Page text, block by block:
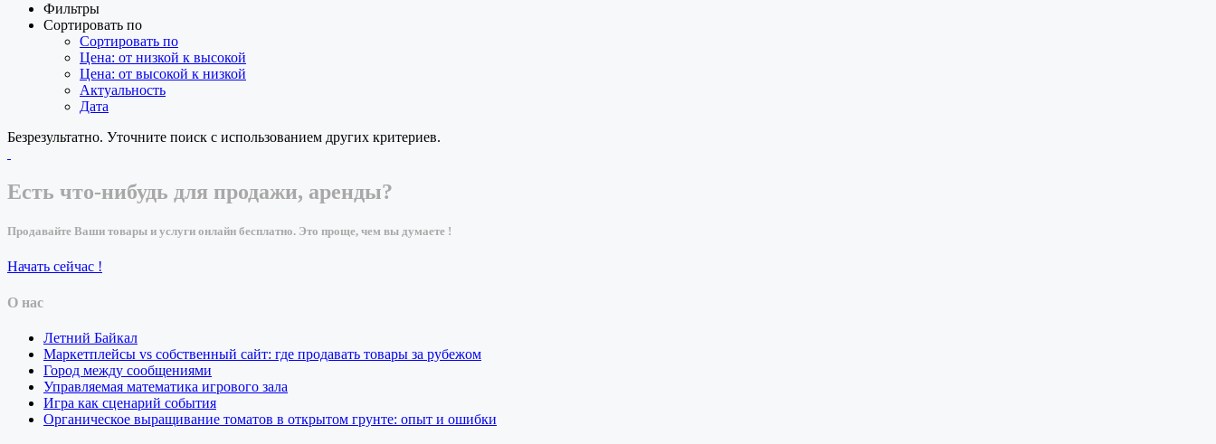
Фильтры
Сортировать по
Сортировать по
Цена: от низкой к высокой
Цена: от высокой к низкой
Актуальность
Дата
Безрезультатно. Уточните поиск с использованием других критериев.
Есть что-нибудь для продажи, аренды?
Продавайте Ваши товары и услуги онлайн бесплатно. Это проще, чем вы думаете !
Начать сейчас !
О нас
Летний Байкал
Маркетплейсы vs собственный сайт: где продавать товары за рубежом
Город между сообщениями
Управляемая математика игрового зала
Игра как сценарий события
Органическое выращивание томатов в открытом грунте: опыт и ошибки